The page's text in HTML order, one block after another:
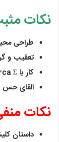
نکات
طراحی
تعقیب و
کار با Orca Σ لذت بخش است!
القای حس
نکات
داستان